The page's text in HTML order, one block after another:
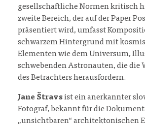
gesellschaftliche Normen kritisch
zweite Bereich, der auf der Paper
präsentiert wird, umfasst
schwarzem Hintergrund mit
Elementen wie dem Universum,
schwebenden Astronauten, die die
des Betrachters herausfordern.
Jane Štravsist ein anerkannter
Fotograf, bekannt für die
„unsichtbaren“ architektonischen